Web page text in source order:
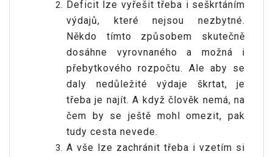
Deficit lze vyřešit třeba i seškrtáním
výdajů, které nejsou nezbytné.
Někdo tímto způsobem skutečně
dosáhne vyrovnaného a možná i
přebytkového rozpočtu. Ale aby se
daly nedůležité výdaje škrtat, je
třeba je najít. A když člověk nemá, na
čem by se ještě mohl omezit, pak
tudy cesta nevede.
A vše lze zachránit třeba i vzetím si